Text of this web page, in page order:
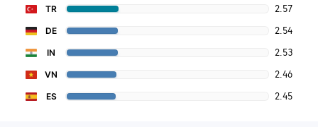
TR 2.57
DE 2.54
IN 2.53
VN 2.46
ES 2.45